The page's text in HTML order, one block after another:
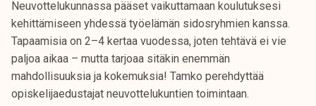
Neuvottelukunnassa pääset vaikuttamaan koulutuksesi
kehittämiseen yhdessä työelämän sidosryhmien kanssa.
Tapaamisia on 2–4 kertaa vuodessa, joten tehtävä ei vie
paljoa aikaa – mutta tarjoaa sitäkin enemmän
mahdollisuuksia ja kokemuksia! Tamko perehdyttää
opiskelijaedustajat neuvottelukuntien toimintaan.